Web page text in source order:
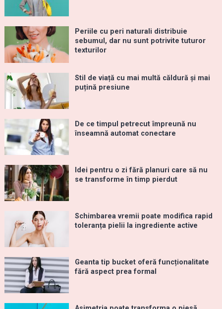
Periile cu peri naturali distribuie
sebumul, dar nu sunt potrivite tuturor
texturilor
Stil de viață cu mai multă căldură și mai
puțină presiune
De ce timpul petrecut împreună nu
înseamnă automat conectare
Idei pentru o zi fără planuri care să nu
se transforme în timp pierdut
Schimbarea vremii poate modifica rapid
toleranța pielii la ingrediente active
Geanta tip bucket oferă funcționalitate
fără aspect prea formal